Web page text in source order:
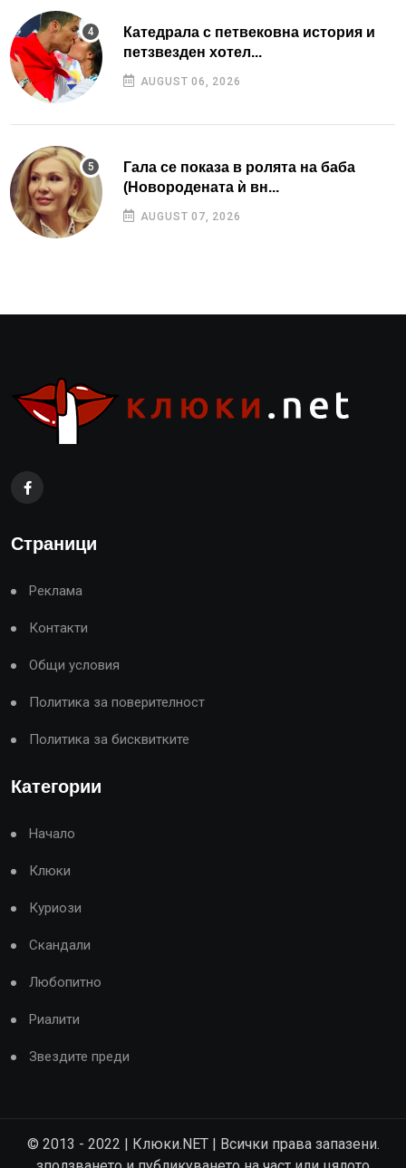
Катедрала с петвековна история и
петзвезден хотел...
AUGUST 06, 2026
Гала се показа в ролята на баба
(Новородената ѝ вн...
AUGUST 07, 2026
Страници
Реклама
Контакти
Общи условия
Политика за поверителност
Политика за бисквитките
Категории
Начало
Клюки
Куриози
Скандали
Любопитно
Риалити
Звездите преди
© 2013 - 2022 | Клюки.NET | Всички права запазени.